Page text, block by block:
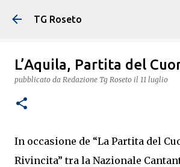
Passa ai contenuti
TG Roseto
L’Aquila, Partita del
pubblicato da Redazione Tg Roseto il 11 luglio
In occasione de “La Partita del
Rivincita” tra la Nazionale